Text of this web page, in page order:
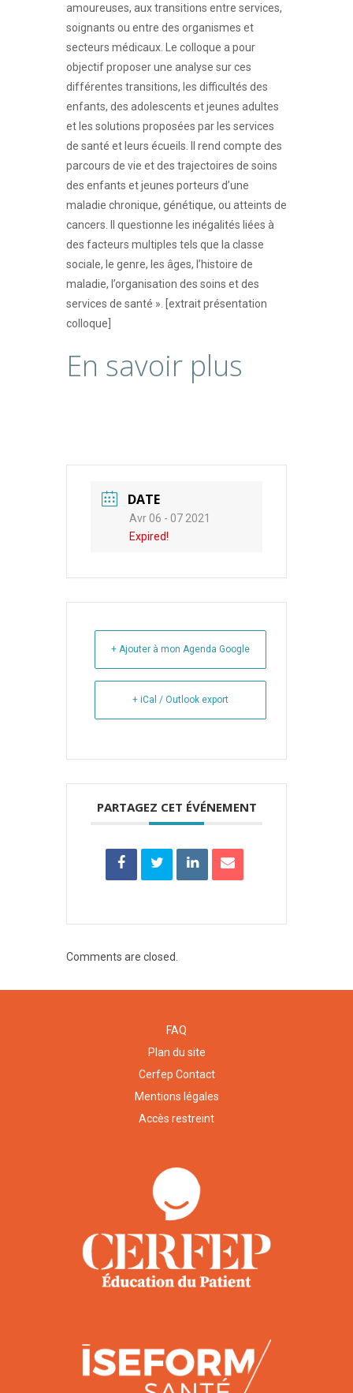
amoureuses, aux transitions entre services,
soignants ou entre des organismes et
secteurs médicaux. Le colloque a pour
objectif proposer une analyse sur ces
différentes transitions, les difficultés des
enfants, des adolescents et jeunes adultes
et les solutions proposées par les services
de santé et leurs écueils. Il rend compte des
parcours de vie et des trajectoires de soins
des enfants et jeunes porteurs d’une
maladie chronique, génétique, ou atteints de
cancers. Il questionne les inégalités liées à
des facteurs multiples tels que la classe
sociale, le genre, les âges, l’histoire de
maladie, l’organisation des soins et des
services de santé ». [extrait présentation
colloque]
En savoir plus
DATE
Avr 06 - 07 2021
Expired!
+ Ajouter à mon Agenda Google
+ iCal / Outlook export
PARTAGEZ CET ÉVÉNEMENT
Comments are closed.
FAQ
Plan du site
Cerfep Contact
Mentions légales
Accès restreint